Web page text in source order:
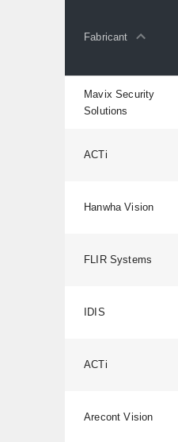
Fabricant
Mavix Security
Solutions
ACTi
Hanwha Vision
FLIR Systems
IDIS
ACTi
Arecont Vision